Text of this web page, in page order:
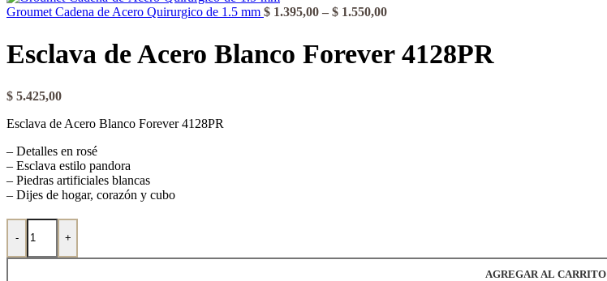
Groumet Cadena de Acero Quirurgico de 1.5 mm $ 1.395,00 – $ 1.550,00Rango
desde
Esclava de Acero Blanco Forever 4128PR
$ 5.425,00
Esclava de Acero Blanco Forever 4128PR
– Detalles en rosé
– Esclava estilo pandora
– Piedras artificiales blancas
– Dijes de hogar, corazón y cubo
-
Esclava de Acero Blanco Forever 4128PR cantidad
+
AGREGAR AL CARRITO